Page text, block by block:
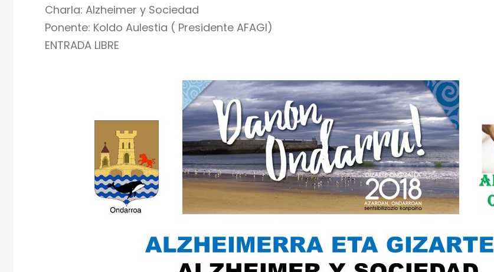
Charla: Alzheimer y Sociedad
Ponente: Koldo Aulestia ( Presidente AFAGI)
ENTRADA LIBRE